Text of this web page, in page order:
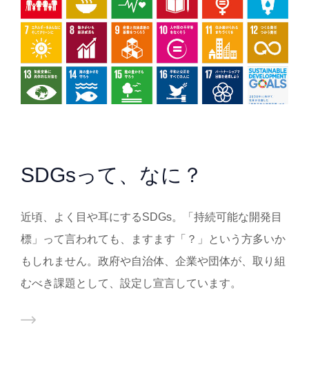
SDGsって、なに？
近頃、よく目や耳にするSDGs。「持続可能な開発目
標」って言われても、ますます「？」という方多いか
もしれません。政府や自治体、企業や団体が、取り組
むべき課題として、設定し宣言しています。